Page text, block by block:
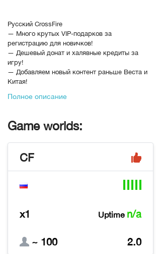
Русский CrossFire
— Много крутых VIP-подарков за
регистрацию для новичков!
— Дешевый донат и халявные кредиты за
игру!
— Добавляем новый контент раньше Веста и
Китая!
CFHD и CFM!
— Частые обновления и отзывчивая
администрация!
— В магазине за очки доступны все
Лейтенанта!
— И многое другое!
В рейтинге с
Переходов
4227
Полное описание
Game worlds:
CF
x1 Uptime n/a
~ 100 2.0